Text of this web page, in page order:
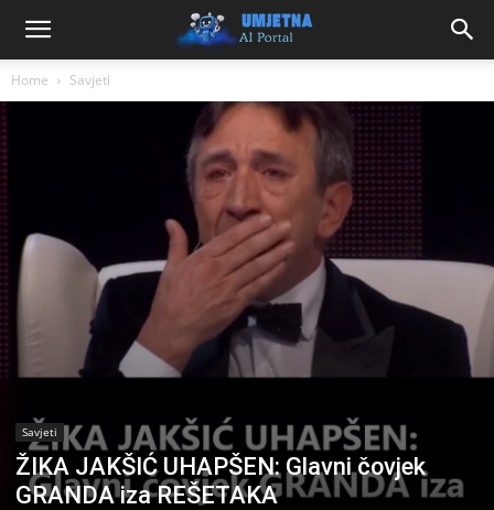
Home Savjeti
Savjeti
ŽIKA JAKŠIĆ UHAPŠEN: Glavni čovjek
GRANDA iza REŠETAKA